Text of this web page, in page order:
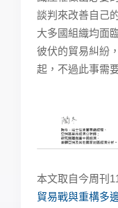
談判來改善自己
大多國組織均面
彼伏的貿易糾紛
起，不過此事需
本文取自今周刊
貿易戰與重構多